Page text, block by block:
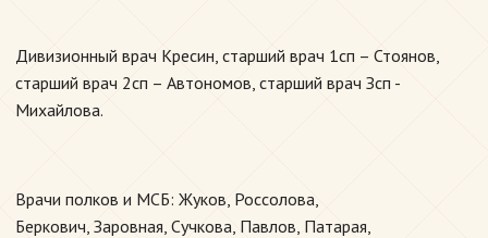
Дивизионный врач Кресин, старший врач 1сп – Стоянов,
старший врач 2сп – Автономов, старший врач Зсп -
Михайлова.
Врачи полков и МСБ: Жуков, Россолова,
Беркович, Заровная, Сучкова, Павлов, Патарая,